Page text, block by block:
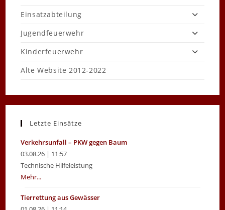
Einsatzabteilung
Jugendfeuerwehr
Kinderfeuerwehr
Alte Website 2012-2022
Letzte Einsätze
Verkehrsunfall – PKW gegen Baum
03.08.26 | 11:57
Technische Hilfeleistung
Mehr...
Tierrettung aus Gewässer